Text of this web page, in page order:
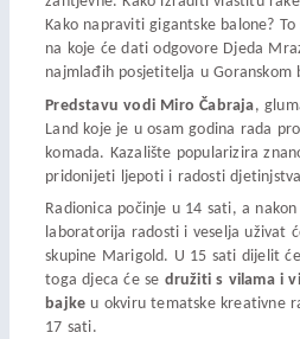
Kako napraviti gigantske balone?
na koje će dati odgovore Djeda
najmlađih posjetitelja u Goranskom
Predstavu vodi Miro Čabraja,
Land koje je u osam godina rada
komada. Kazalište popularizira
pridonijeti ljepoti i radosti
Radionica počinje u 14 sati, a
laboratorija radosti i veselja uživat
skupine Marigold. U 15 sati dijelit
toga djeca će se družiti s vilama i
bajke u okviru tematske kreativne
17 sati.